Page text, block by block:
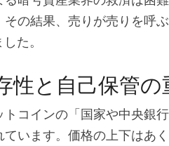
の結果、売りが売りを呼
た。
性と自己保管の
コインの「国家や中央銀
います。価格の上下はあ